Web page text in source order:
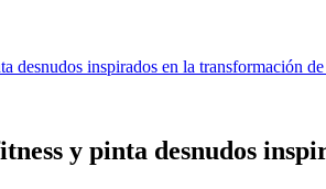
desnudos inspirados en la transformación
y pinta desnudos